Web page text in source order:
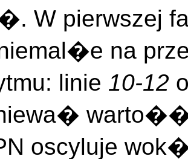
W pierwszej
na
linie 10-12
oscyluje